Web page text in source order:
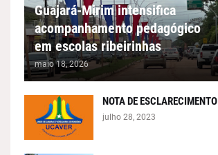
Guajará-Mirim intensifica
acompanhamento pedagógico
em escolas ribeirinhas
maio 18, 2026
NOTA DE ESCLARECIMENTO
julho 28, 2023